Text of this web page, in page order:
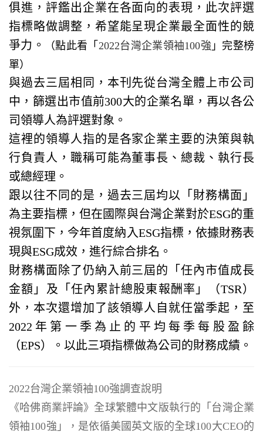
俱進，評鑑出企業在各面向的表現，此次評選
指標略做調整，希望能呈現企業最全面性的競
爭力。
（點此看「 2022台灣企業領袖100強 」完整榜
單）
與過去三屆相同，本刊先從台灣全體上市公司
中，篩選出市值前300大的企業名單，再以各公
司領導人為評選對象。
這裡的領導人指的是各家企業主要的決策與執
行負責人，職稱可能為董事長、總裁、執行長
或總經理。
跟以往不同的是，過去三屆均以「財務構面」
為主要指標，但在國際與台灣企業對於ESG的重
視氛圍下，今年首度納入ESG指標，依據財務表
現與ESG成效，進行綜合排名。
財務構面除了仍納入前三屆的「任內市值成長
金額」及「任內累計總股東報酬率」（TSR）
外，本次還增加了該領導人自就任當季起，至
2022年第一季為止的平均每季每股盈餘
（EPS）。以此三項指標做為公司的財務成績。
2022台灣企業領袖100強調查說明
《哈佛商業評論》全球繁體中文版執行的「台灣企業
領袖100強」，是依循美國英文版的全球100大CEO的